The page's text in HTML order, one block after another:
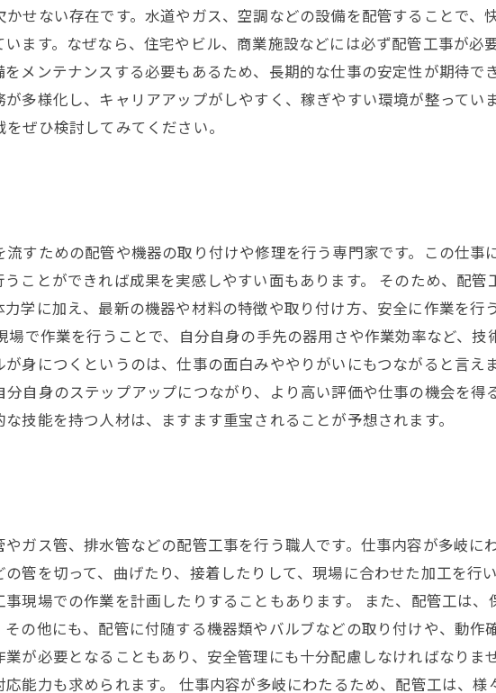
せない存在です。水道やガス、空調などの設備を配管することで、
ます。なぜなら、住宅やビル、商業施設などには必ず配管工事が必
メンテナンスする必要もあるため、長期的な仕事の安定性が期待で
多様化し、キャリアアップがしやすく、稼ぎやすい環境が整ってい
ぜひ検討してみてください。
すための配管や機器の取り付けや修理を行う専門家です。この仕
ことができれば成果を実感しやすい面もあります。 そのため、配
学に加え、最新の機器や材料の特徴や取り付け方、安全に作業を行
場で作業を行うことで、自分自身の手先の器用さや作業効率など、
身につくというのは、仕事の面白みややりがいにもつながると言え
自身のステップアップにつながり、より高い評価や仕事の機会を
技能を持つ人材は、ますます重宝されることが予想されます。
ガス管、排水管などの配管工事を行う職人です。仕事内容が多岐に
管を切って、曲げたり、接着したりして、現場に合わせた加工を行
現場での作業を計画したりすることもあります。 また、配管工は
の他にも、配管に付随する機器類やバルブなどの取り付けや、動作
が必要となることもあり、安全管理にも十分配慮しなければなり
能力も求められます。 仕事内容が多岐にわたるため、配管工は、